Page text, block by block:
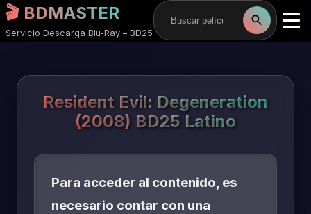
🎬 BDMASTER
Servicio Descarga Blu-Ray – BD25
Resident Evil: Degeneration
(2008) BD25 Latino
Para acceder al contenido, es
necesario contar con una